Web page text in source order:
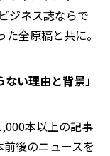
ジネス誌ならで
全原稿と共に。
い理由と背景」
本以上の記事
後のニュースを